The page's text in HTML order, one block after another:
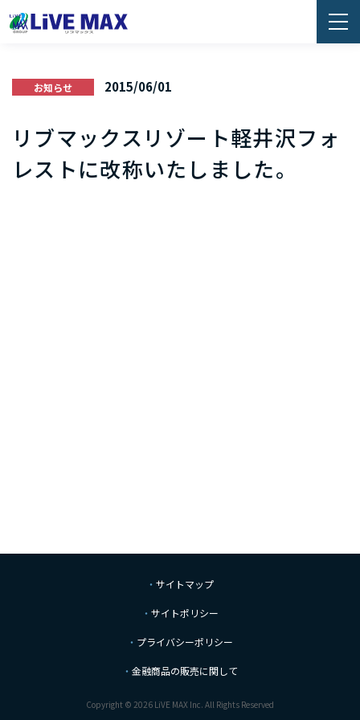
お知らせ 2015/06/01
リブマックスリゾート軽井沢フォ
レストに改称いたしました。
サイトマップ
サイトポリシー
プライバシーポリシー
金融商品の販売に関して
Copyright © 2026 LiVE MAX Inc. All Rights Reserved